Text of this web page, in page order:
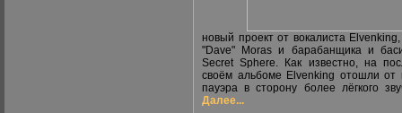
новый проект от вокалиста
"Dave" Moras и барабанщика и
Secret Sphere. Как известно, на
своём альбоме Elvenking отошли от
пауэра в сторону более лёгкого
Далее...